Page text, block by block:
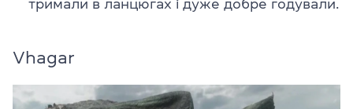
тримали в ланцюгах і дуже добре годували.
Vhagar